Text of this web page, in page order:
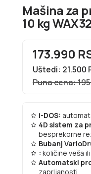
Mašina za
10 kg
173.990
Uštedi: 21.500
Puna cena:
i-DOS:
4D sistem za
besprekorne
Bubanj
: količine veša
Automatski
zaprljanosti.